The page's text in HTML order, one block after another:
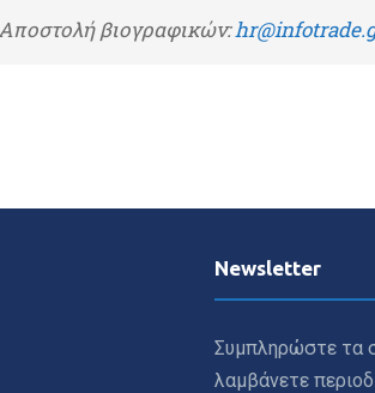
βιογραφικών:
Newsletter
Συμπληρώστε τα
λαμβάνετε